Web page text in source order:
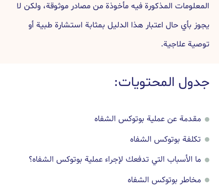
المعلومات المذكورة فيه مأخوذة من مصادر موثوقة، ولكن لا
يجوز بأي حال اعتبار هذا الدليل بمثابة استشارة طبية أو
توصية علاجية.
جدول المحتويات:
مقدمة عن عملية بوتوكس الشفاه
تكلفة بوتوكس الشفاه
ما الأسباب التي تدفعك لإجراء عملية بوتوكس الشفاه؟
مخاطر بوتوكس الشفاه